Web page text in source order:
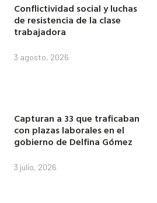
Conflictividad social y luchas
de resistencia de la clase
trabajadora
3 agosto, 2026
Capturan a 33 que traficaban
con plazas laborales en el
gobierno de Delfina Gómez
3 julio, 2026